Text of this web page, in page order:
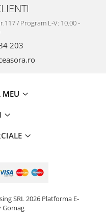
/ Program L-V: 10.00 -
203
SRL 2026 Platforma E-
Gomag